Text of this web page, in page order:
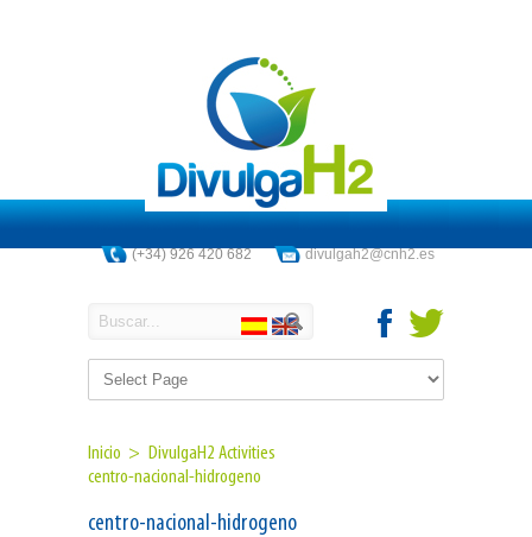
(+34) 926 420 682 divulgah2@cnh2.es
Inicio > DivulgaH2 Activities
centro-nacional-hidrogeno
centro-nacional-hidrogeno